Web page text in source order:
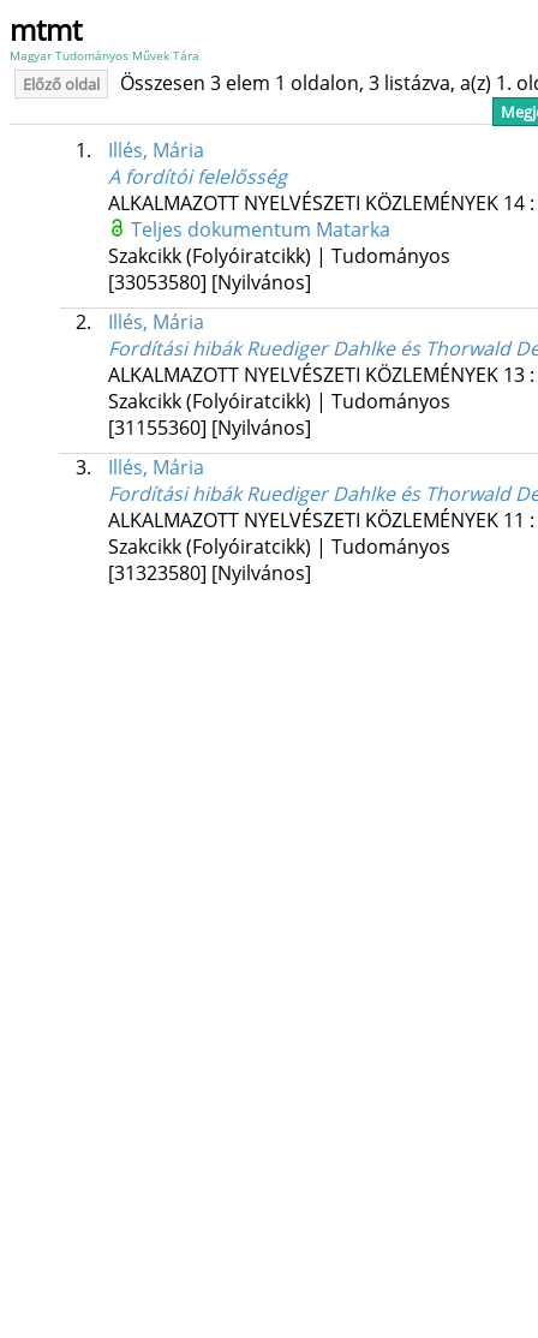
mtmt
Magyar Tudományos Művek Tára
Előző oldal Összesen 3 elem 1 oldalon, 3 listázva, a(z) 1.
1.
Illés, Mária
A fordítói felelősség
ALKALMAZOTT NYELVÉSZETI KÖZLEMÉNYEK 14:
Teljes dokumentum Matarka
Szakcikk (Folyóiratcikk) | Tudományos
[33053580] [Nyilvános]
2.
Illés, Mária
Fordítási hibák Ruediger Dahlke és Thorwald
ALKALMAZOTT NYELVÉSZETI KÖZLEMÉNYEK 13:
Szakcikk (Folyóiratcikk) | Tudományos
[31155360] [Nyilvános]
3.
Illés, Mária
Fordítási hibák Ruediger Dahlke és Thorwald
ALKALMAZOTT NYELVÉSZETI KÖZLEMÉNYEK 11 :
Szakcikk (Folyóiratcikk) | Tudományos
[31323580] [Nyilvános]